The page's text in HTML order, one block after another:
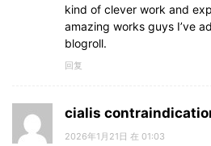
kind of clever work and
amazing works guys I’ve
blogroll.
回复
cialis
2026年1月21日 在 01:03